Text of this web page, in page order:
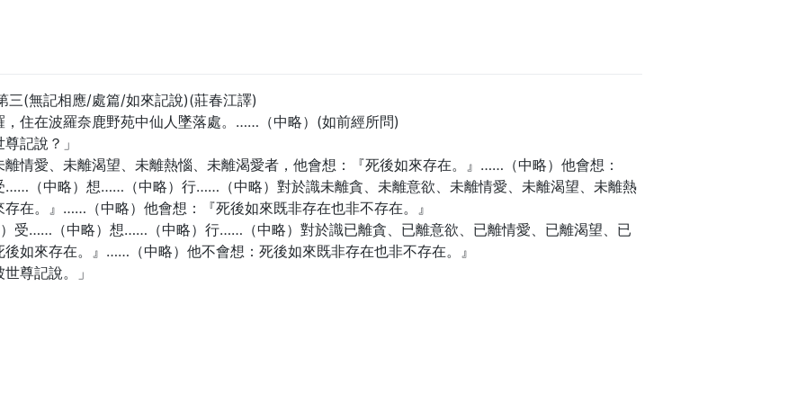
(無記相應/處篇/如來記說)(莊春江譯)
住在波羅奈鹿野苑中仙人墜落處。……（中略）(如前經所問)
記說？」
情愛、未離渴望、未離熱惱、未離渴愛者，他會想：『死後如來存在。』……（中略）他會想：
……（中略）想……（中略）行……（中略）對於識未離貪、未離意欲、未離情愛、未離渴望、未離熱
在。』……（中略）他會想：『死後如來既非存在也非不存在。』
受……（中略）想……（中略）行……（中略）對於識已離貪、已離意欲、已離情愛、已離渴望、已
如來存在。』……（中略）他不會想：死後如來既非存在也非不存在。』
尊記說。」